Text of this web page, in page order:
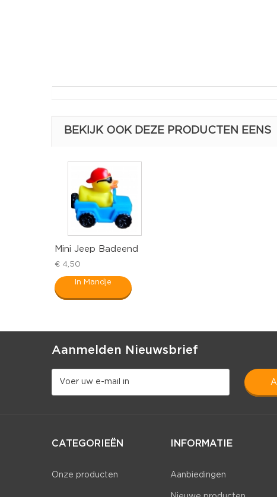
BEKIJK OOK DEZE PRODUCTEN EENS
Mini Jeep Badeend
€ 4,50
In Mandje
Aanmelden Nieuwsbrief
CATEGORIEËN
Onze producten
INFORMATIE
Aanbiedingen